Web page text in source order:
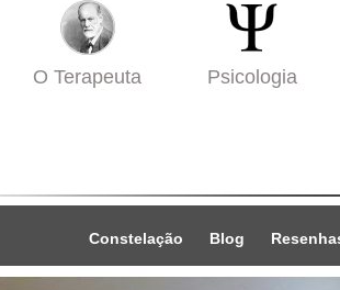
O Terapeuta Psicologia
Constelação Blog